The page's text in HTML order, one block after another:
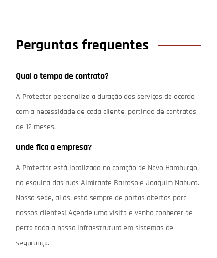
Perguntas frequentes
Qual o tempo de contrato?
A Protector personaliza a duração dos serviços de acordo
com a necessidade de cada cliente, partindo de contratos
de 12 meses.
Onde fica a empresa?
A Protector está localizada no coração de Novo Hamburgo,
na esquina das ruas Almirante Barroso e Joaquim Nabuco.
Nossa sede, aliás, está sempre de portas abertas para
nossos clientes! Agende uma visita e venha conhecer de
perto toda a nossa infraestrutura em sistemas de
segurança.